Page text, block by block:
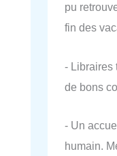
pu
fin des
- Libraires
de bons
- Un
humain.